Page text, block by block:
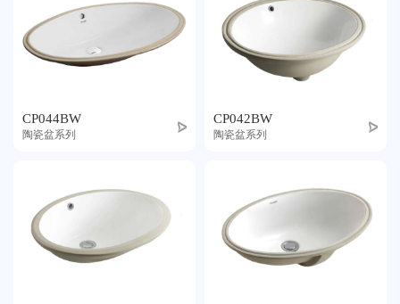
CP044BW
陶瓷盆系列
CP042BW
陶瓷盆系列